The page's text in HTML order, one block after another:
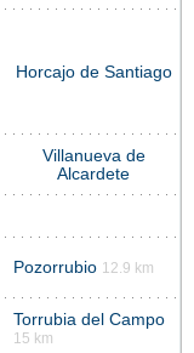
Horcajo de Santiago
Villanueva de
Alcardete
Pozorrubio 12.9 km
Torrubia del Campo
15 km